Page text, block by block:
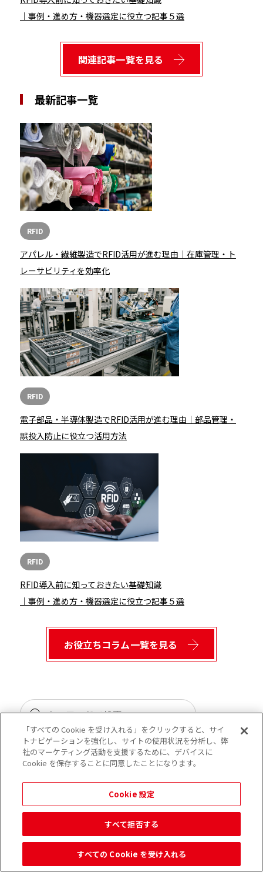
｜事例・進め方・機器選定に役立つ記事５選
関連記事一覧を見る
最新記事一覧
RFID
アパレル・繊維製造でRFID活用が進む理由｜在庫管理・ト
レーサビリティを効率化
RFID
電子部品・半導体製造でRFID活用が進む理由｜部品管理・
誤投入防止に役立つ活用方法
RFID
RFID導入前に知っておきたい基礎知識
｜事例・進め方・機器選定に役立つ記事５選
お役立ちコラム一覧を見る
記事カテゴリ一覧
かんばん方式・カイゼン
コスト低減
「すべての Cookie を受け入れる」をクリックすると、サイ
トナビゲーションを強化し、サイトの使用状況を分析し、弊
社のマーケティング活動を支援するために、デバイスに
Cookie を保存することに同意したことになります。
Cookie 設定
すべて拒否する
すべての Cookie を受け入れる